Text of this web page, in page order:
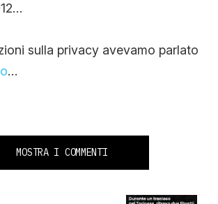
sulla privacy avevamo parlato
…
MOSTRA I COMMENTI